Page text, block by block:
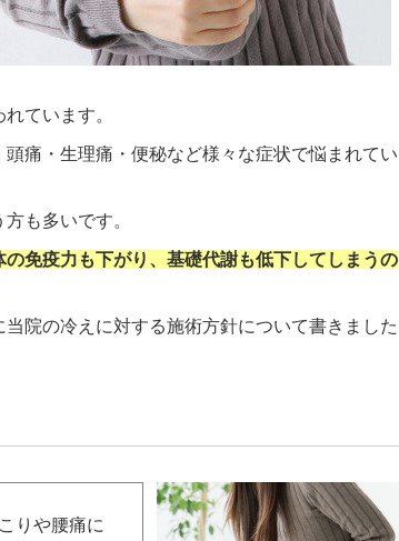
ています。
痛・生理痛・便秘など様々な症状で悩まれてい
も多いです。
免疫力も下がり、基礎代謝も低下してしまうの
院の冷えに対する施術方針について書きました
りや腰痛に